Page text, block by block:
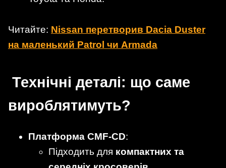
Читайте: Nissan перетворив Dacia Duster
на маленький Patrol чи Armada
Технічні деталі: що саме
вироблятимуть?
Платформа CMF-CD:
Підходить для компактних та